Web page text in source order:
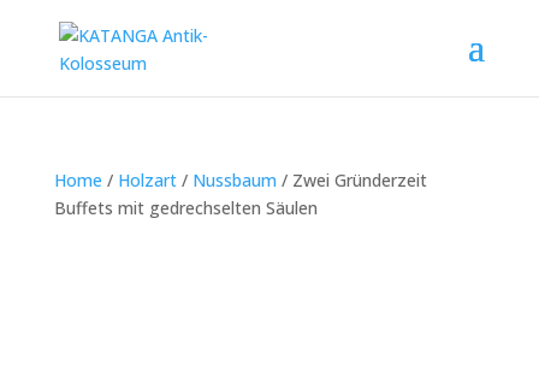
Home / Holzart/ Nussbaum / Zwei Gründerzeit
Buffets mit gedrechselten Säulen